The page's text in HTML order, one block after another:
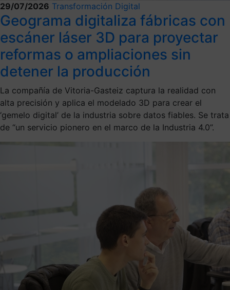
29/07/2026 Transformación Digital
Geograma digitaliza fábricas con
escáner láser 3D para proyectar
reformas o ampliaciones sin
detener la producción
La compañía de Vitoria-Gasteiz captura la realidad con
alta precisión y aplica el modelado 3D para crear el
‘gemelo digital’ de la industria sobre datos fiables. Se trata
de “un servicio pionero en el marco de la Industria 4.0”.